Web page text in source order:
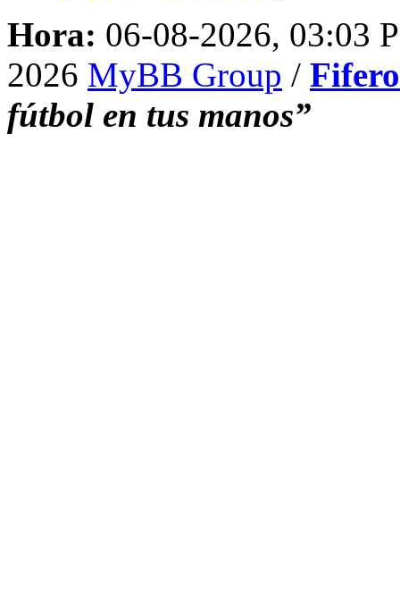
Hora: 06-08-2026, 03:03
2026 MyBB Group /
fútbol en tus manos”